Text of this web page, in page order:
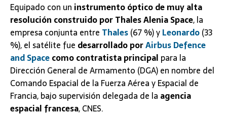
Equipado con un instrumento óptico de muy alta
resolución construido por Thales Alenia Space, la
empresa conjunta entre Thales(67 %) yLeonardo(33
%), el satélite fue desarrollado porAirbus Defence
and Spacecomo contratista principal para la
Dirección General de Armamento (DGA) en nombre del
Comando Espacial de la Fuerza Aérea y Espacial de
Francia, bajo supervisión delegada de la agencia
espacial francesa, CNES.